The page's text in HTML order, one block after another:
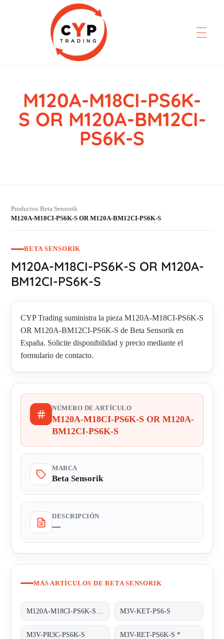
CYP Trading
Professionelle Ersatzteilbeschaffung
M120A-M18CI-PS6K-
S OR M120A-BM12CI-
PS6K-S
Productos›Beta Sensorik›
M120A-M18CI-PS6K-S OR M120A-BM12CI-PS6K-S
BETA SENSORIK
M120A-M18CI-PS6K-S OR M120A-
BM12CI-PS6K-S
CYP Trading suministra la pieza M120A-M18CI-PS6K-S
OR M120A-BM12CI-PS6K-S de Beta Sensorik en
España. Solicite disponibilidad y precio mediante el
formulario de contacto.
NÚMERO DE ARTÍCULO
M120A-M18CI-PS6K-S OR M120A-
BM12CI-PS6K-S
MARCA
Beta Sensorik
DESCRIPCIÓN
—
MÁS ARTÍCULOS DE BETA SENSORIK
M3V-KET-PS6-S
M3V-PR3C-PS6K-S M3V-RET-PS6K-S *